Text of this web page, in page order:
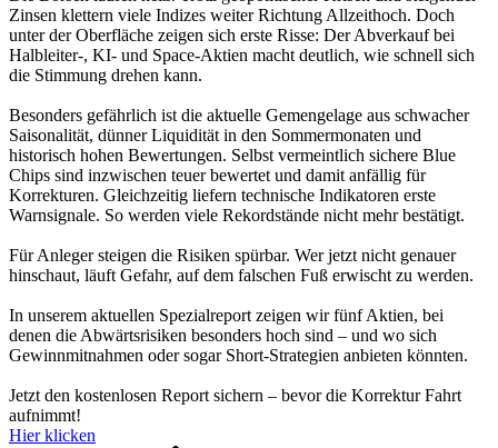
Zinsen klettern viele Indizes weiter Richtung Allzeithoch. Doch
unter der Oberfläche zeigen sich erste Risse: Der Abverkauf bei
Halbleiter-, KI- und Space-Aktien macht deutlich, wie schnell sich
die Stimmung drehen kann.
Besonders gefährlich ist die aktuelle Gemengelage aus schwacher
Saisonalität, dünner Liquidität in den Sommermonaten und
historisch hohen Bewertungen. Selbst vermeintlich sichere Blue
Chips sind inzwischen teuer bewertet und damit anfällig für
Korrekturen. Gleichzeitig liefern technische Indikatoren erste
Warnsignale. So werden viele Rekordstände nicht mehr bestätigt.
Für Anleger steigen die Risiken spürbar. Wer jetzt nicht genauer
hinschaut, läuft Gefahr, auf dem falschen Fuß erwischt zu werden.
In unserem aktuellen Spezialreport zeigen wir fünf Aktien, bei
denen die Abwärtsrisiken besonders hoch sind – und wo sich
Gewinnmitnahmen oder sogar Short-Strategien anbieten könnten.
Jetzt den kostenlosen Report sichern – bevor die Korrektur Fahrt
aufnimmt!
Hier klicken